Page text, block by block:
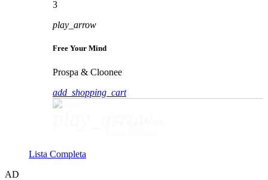
3
play_arrow
Free Your Mind
Prospa & Cloonee
add_shopping_cart
Lista Completa
AD